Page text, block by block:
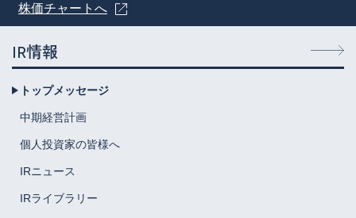
株価チャートへ
IR情報
トップメッセージ
中期経営計画
個人投資家の皆様へ
IRニュース
IRライブラリー